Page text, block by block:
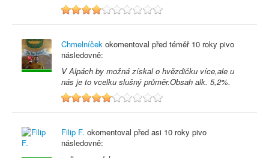
4
Chmelníček okomentoval před téměř 10 roky pivo
následovně:
V Alpách by možná získal o hvězdičku více,ale u
nás je to vcelku slušný průměr.Obsah alk. 5,2%.
5
Filip F. okomentoval před asi 10 roky pivo
následovně: